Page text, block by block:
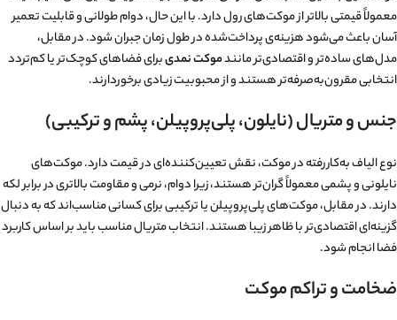
معمولاً قیمتی بالاتر از موکت‌های رول دارد. با این حال، دوام طولانی و قابلیت تعمیر
آسان باعث می‌شود هزینه‌ی پرداخت‌شده در طول زمان جبران شود. در مقابل،
مدل‌های ساده‌تر و اقتصادی‌تر مانندموکت نمدیبرای فضاهای کوچک‌تر یا کم‌تردد
انتخابی مقرون‌به‌صرفه‌تر هستند و از محبوبیت زیادی برخوردارند.
جنس و متریال (نایلون، پلی‌پروپیلن، پشم و ترکیبی)
نوع الیاف به‌کاررفته در موکت، نقش تعیین‌کننده‌ای در قیمت دارد. موکت‌های
نایلونی و پشمی معمولاً گران‌تر هستند، زیرا دوام، نرمی و مقاومت بالاتری در برابر لکه
دارند. در مقابل، موکت‌های پلی‌پروپیلن یا ترکیبی برای کسانی مناسب‌اند که به دنبال
گزینه‌ای اقتصادی‌تر با ظاهر زیبا هستند. انتخاب متریال مناسب باید بر اساس کاربرد
فضا انجام شود.
ضخامت و تراکم موکت